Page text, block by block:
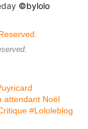
©️bylolo
attendant Noël
#Lololeblog